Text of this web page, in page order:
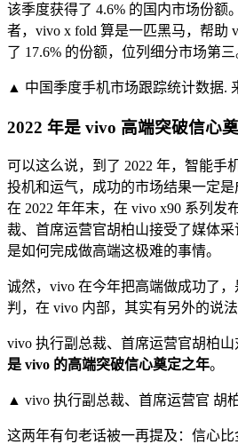
该季度获得了 4.6% 的国内市场份额
者，vivo x fold 算是一匹黑马，帮助
了 17.6% 的份额，位列细分市场第三
▲ 中国季度手机市场跟踪统计数据.
2022 年是 vivo 高端突破信心
可以这么说，到了 2022 年，智能手
投机和运气，成功的市场结果一定是
在 2022 年年末，在 vivo x90 系列发
裁、首席运营官胡柏山接受了媒体
是如何完成做高端这极难的事情。
诚然，vivo 在今年把高端做成功了
判，在 vivo 内部，其实有另外的说法
vivo 执行副总裁、首席运营官胡柏山
是 vivo 的高端突破信心奠定之年。
▲ vivo 执行副总裁、首席运营官 胡
这两年有句老话被一再提及：信心比